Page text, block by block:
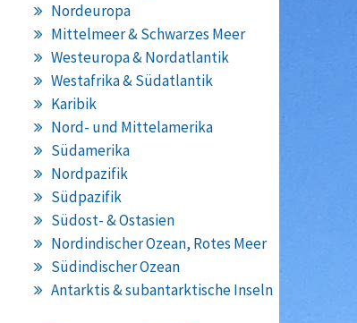
Nordeuropa
Mittelmeer & Schwarzes Meer
Westeuropa & Nordatlantik
Westafrika & Südatlantik
Karibik
Nord- und Mittelamerika
Südamerika
Nordpazifik
Südpazifik
Südost- & Ostasien
Nordindischer Ozean, Rotes Meer
Südindischer Ozean
Antarktis & subantarktische Inseln